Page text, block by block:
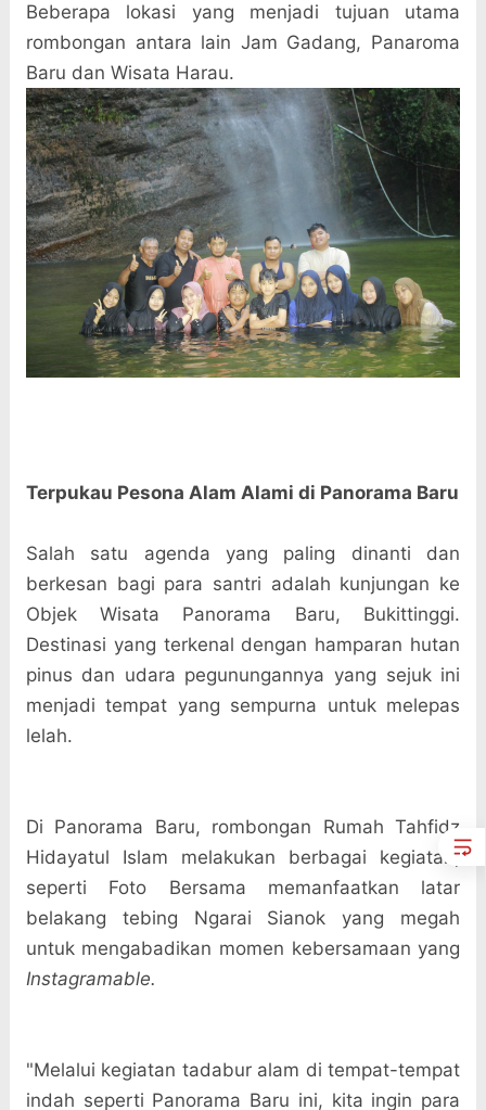
Beberapa lokasi yang menjadi tujuan utama
rombongan antara lain Jam Gadang, Panaroma
Baru dan Wisata Harau.
Terpukau Pesona Alam Alami di Panorama Baru
Salah satu agenda yang paling dinanti dan
berkesan bagi para santri adalah kunjungan ke
Objek Wisata Panorama Baru, Bukittinggi.
Destinasi yang terkenal dengan hamparan hutan
pinus dan udara pegunungannya yang sejuk ini
menjadi tempat yang sempurna untuk melepas
lelah.
Di Panorama Baru, rombongan Rumah Tahfidz
Hidayatul Islam melakukan berbagai kegiatan,
seperti Foto Bersama memanfaatkan latar
belakang tebing Ngarai Sianok yang megah
untuk mengabadikan momen kebersamaan yang
Instagramable.
"Melalui kegiatan tadabur alam di tempat-tempat
indah seperti Panorama Baru ini, kita ingin para